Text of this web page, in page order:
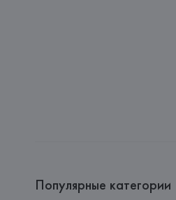
Популярные категории